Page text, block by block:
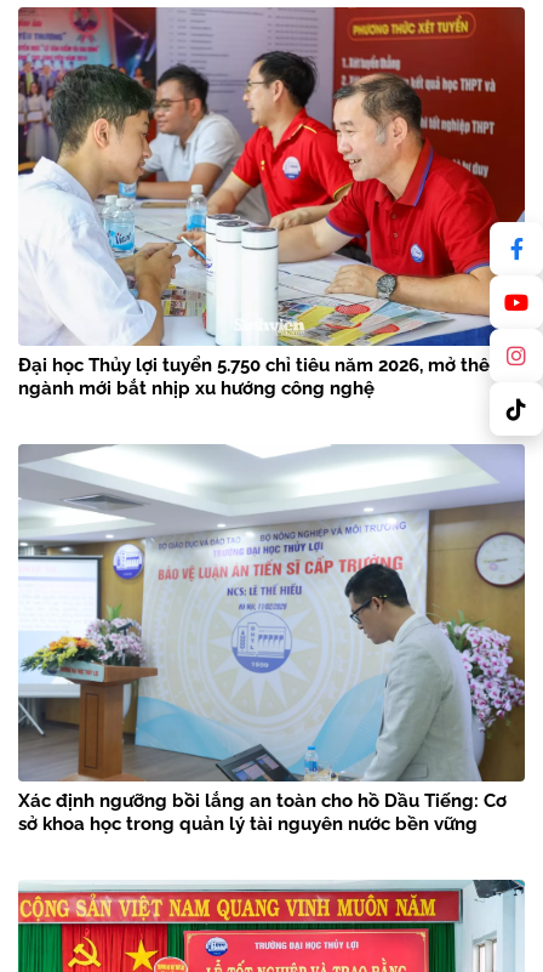
Đại học Thủy lợi tuyển 5.750 chỉ tiêu năm 2026, mở thêm 3
ngành mới bắt nhịp xu hướng công nghệ
Xác định ngưỡng bồi lắng an toàn cho hồ Dầu Tiếng: Cơ
sở khoa học trong quản lý tài nguyên nước bền vững